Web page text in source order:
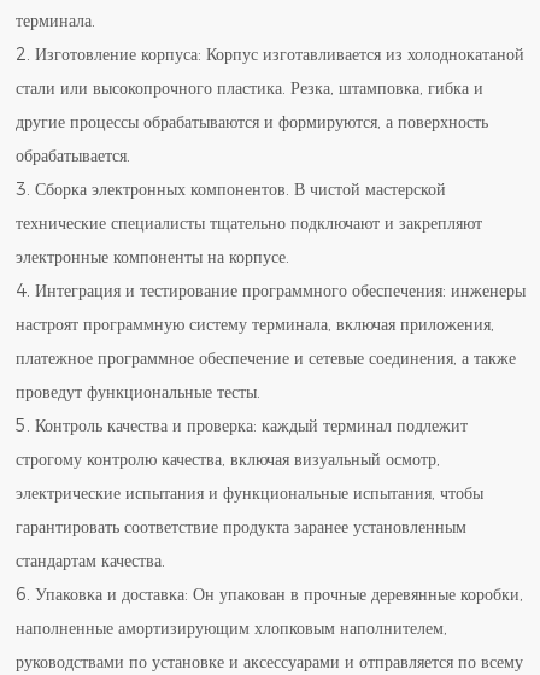
терминала.
2. Изготовление корпуса: Корпус изготавливается из холоднокатаной
стали или высокопрочного пластика. Резка, штамповка, гибка и
другие процессы обрабатываются и формируются, а поверхность
обрабатывается.
3. Сборка электронных компонентов. В чистой мастерской
технические специалисты тщательно подключают и закрепляют
электронные компоненты на корпусе.
4. Интеграция и тестирование программного обеспечения: инженеры
настроят программную систему терминала, включая приложения,
платежное программное обеспечение и сетевые соединения, а также
проведут функциональные тесты.
5. Контроль качества и проверка: каждый терминал подлежит
строгому контролю качества, включая визуальный осмотр,
электрические испытания и функциональные испытания, чтобы
гарантировать соответствие продукта заранее установленным
стандартам качества.
6. Упаковка и доставка: Он упакован в прочные деревянные коробки,
наполненные амортизирующим хлопковым наполнителем,
руководствами по установке и аксессуарами и отправляется по всему